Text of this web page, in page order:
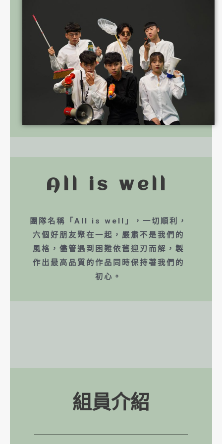
All is well
團隊名稱「All is well」，一切順利，
六個好朋友聚在一起，嚴肅不是我們的
風格，儘管遇到困難依舊迎刃而解，製
作出最高品質的作品同時保持著我們的
初心。
組員介紹